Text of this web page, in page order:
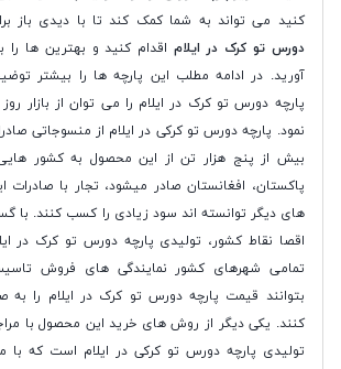
کنید می تواند به شما کمک کند تا با دیدی باز
دورس تو کرک در ایلاماقدام کنید و بهترین ها را
آورید. در ادامه مطلب این پارچه ها را بیشتر
پارچه دورس تو کرک در ایلام را می توان از بازار
نمود. پارچه دورس تو کرکی در ایلام از منسوجاتی
بیش از پنج هزار تن از این محصول به کشور هایی
پاکستان، افغانستان صادر میشود، تجار با
های دیگر توانسته اند سود زیادی را کسب کنند. با
اقصا نقاط کشور، تولیدی پارچه دورس تو کرک در
تمامی شهرهای کشور نمایندگی های فروش
بتوانند قیمت پارچه دورس تو کرک در ایلام را به
کنند. یکی دیگر از روش های خرید این محصول با
تولیدی پارچه دورس تو کرکی در ایلام است که با